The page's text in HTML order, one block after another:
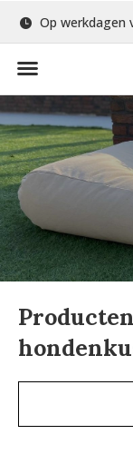
Op werkdagen voor